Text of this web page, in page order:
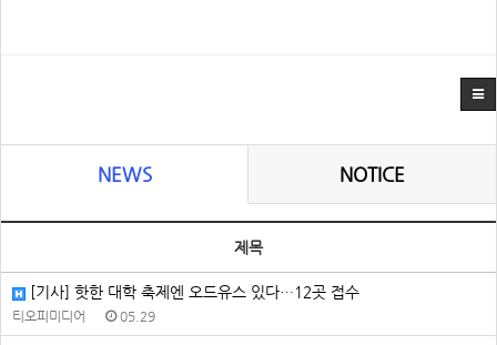
NEWS NOTICE
제목
[기사] 핫한 대학 축제엔 오드유스 있다…12곳 접수
티오피미디어 05.29